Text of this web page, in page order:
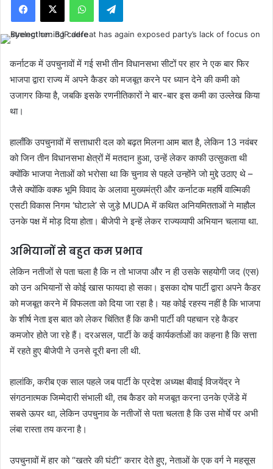
कर्नाटक में उपचुनावों में गई सभी तीन विधानसभा सीटों पर हार ने एक बार फिर
भाजपा द्वारा राज्य में अपने कैडर को मजबूत करने पर ध्यान देने की कमी को
उजागर किया है, जबकि इसके रणनीतिकारों ने बार-बार इस कमी का उल्लेख किया
था।
हालाँकि उपचुनावों में सत्ताधारी दल को बढ़त मिलना आम बात है, लेकिन 13 नवंबर
को जिन तीन विधानसभा क्षेत्रों में मतदान हुआ, उन्हें लेकर काफी उत्सुकता थी
क्योंकि भाजपा नेताओं को भरोसा था कि चुनाव से पहले उन्होंने जो मुद्दे उठाए थे –
जैसे क्योंकि वक्फ भूमि विवाद के अलावा मुख्यमंत्री और कर्नाटक महर्षि वाल्मिकी
एसटी विकास निगम ‘घोटाले’ से जुड़े MUDA में कथित अनियमितताओं ने माहौल
उनके पक्ष में मोड़ दिया होता। बीजेपी ने इन्हें लेकर राज्यव्यापी अभियान चलाया था.
अभियानों से बहुत कम प्रभाव
लेकिन नतीजों से पता चला है कि न तो भाजपा और न ही उसके सहयोगी जद (एस)
को उन अभियानों से कोई खास फायदा हो सका। इसका दोष पार्टी द्वारा अपने कैडर
को मजबूत करने में विफलता को दिया जा रहा है। यह कोई रहस्य नहीं है कि भाजपा
के शीर्ष नेता इस बात को लेकर चिंतित हैं कि कभी पार्टी की पहचान रहे कैडर
कमजोर होते जा रहे हैं। दरअसल, पार्टी के कई कार्यकर्ताओं का कहना है कि सत्ता
में रहते हुए बीजेपी ने उनसे दूरी बना ली थी.
हालांकि, करीब एक साल पहले जब पार्टी के प्रदेश अध्यक्ष बीवाई विजयेंद्र ने
संगठनात्मक जिम्मेदारी संभाली थी, तब कैडर को मजबूत करना उनके एजेंडे में
सबसे ऊपर था, लेकिन उपचुनाव के नतीजों से पता चलता है कि उस मोर्चे पर अभी
लंबा रास्ता तय करना है।
उपचुनावों में हार को “खतरे की घंटी” करार देते हुए, नेताओं के एक वर्ग ने महसूस